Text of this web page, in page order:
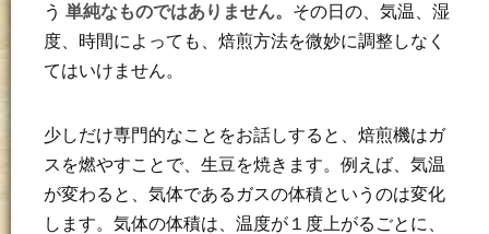
う 単純なものではありません。 その日の、気温、湿
度、時間によっても、焙煎方法を微妙に調整しなく
てはいけません。
少しだけ専門的なことをお話しすると、焙煎機はガ
スを燃やすことで、生豆を焼きます。例えば、気温
が変わると、気体であるガスの体積というのは変化
します。気体の体積は、温度が１度上がるごとに、